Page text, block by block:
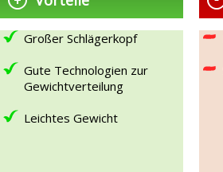
Großer Schlägerkopf
Gute Technologien zur
Gewichtverteilung
Leichtes Gewicht